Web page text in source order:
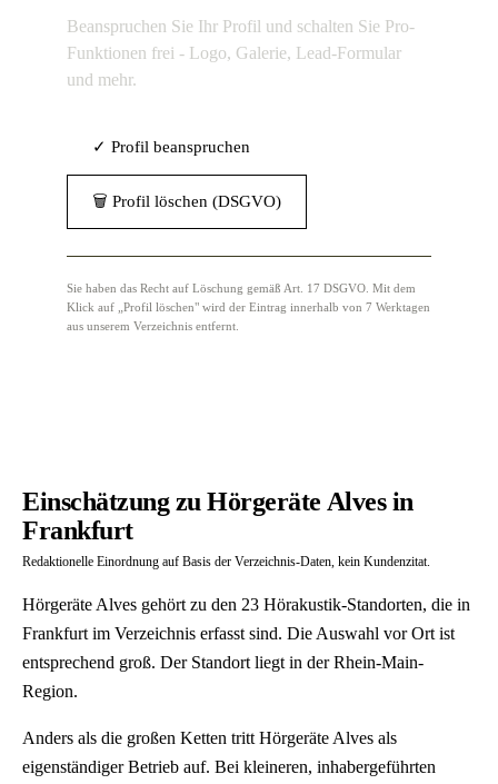
Beanspruchen Sie Ihr Profil und schalten Sie Pro-
Funktionen frei - Logo, Galerie, Lead-Formular
und mehr.
✓ Profil beanspruchen
🗑 Profil löschen (DSGVO)
Sie haben das Recht auf Löschung gemäß Art. 17 DSGVO. Mit dem
Klick auf „Profil löschen" wird der Eintrag innerhalb von 7 Werktagen
aus unserem Verzeichnis entfernt.
Einschätzung zu Hörgeräte Alves in
Frankfurt
Redaktionelle Einordnung auf Basis der Verzeichnis-Daten, kein Kundenzitat.
Hörgeräte Alves gehört zu den 23 Hörakustik-Standorten, die in
Frankfurt im Verzeichnis erfasst sind. Die Auswahl vor Ort ist
entsprechend groß. Der Standort liegt in der Rhein-Main-
Region.
Anders als die großen Ketten tritt Hörgeräte Alves als
eigenständiger Betrieb auf. Bei kleineren, inhabergeführten